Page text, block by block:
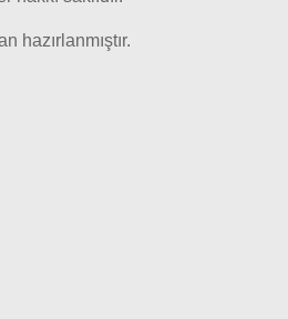
hazırlanmıştır.